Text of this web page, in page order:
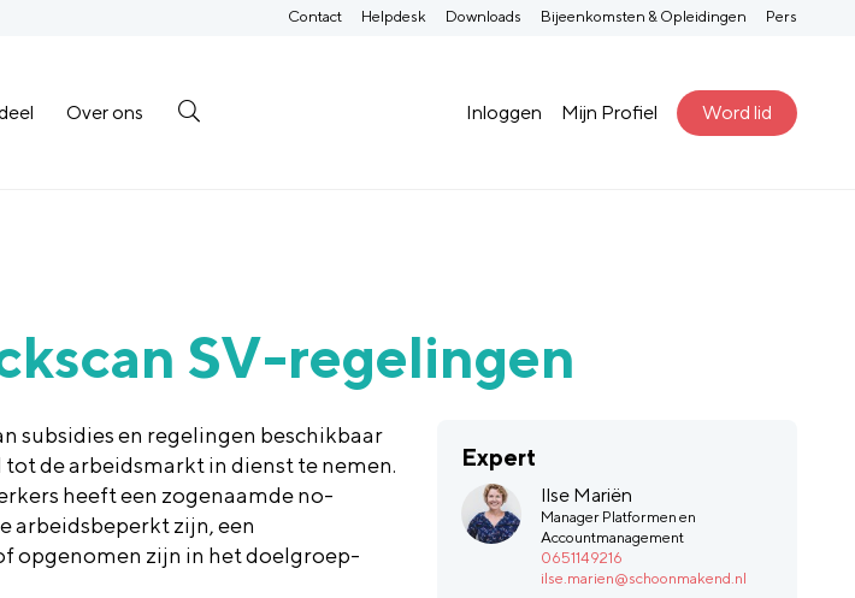
Over ons Inloggen Mijn Profiel Word lid
Contact Helpdesk Downloads Bijeenkomsten & Opleidingen Pers
SV-regelingen
subsidies en regelingen beschikbaar
totde arbeidsmarkt in dienst te nemen.
heeft een zogenaamde no-
arbeidsbeperkt zijn, een
opgenomen zijn in het doelgroep-
Expert
Ilse Mariën
Manager Platformen en
Accountmanagement
0651149216
ilse.marien@schoonmakend.nl